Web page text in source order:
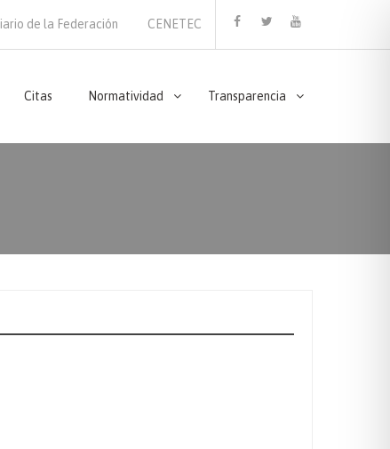
de la Federación
CENETEC
Citas Normatividad Transparencia